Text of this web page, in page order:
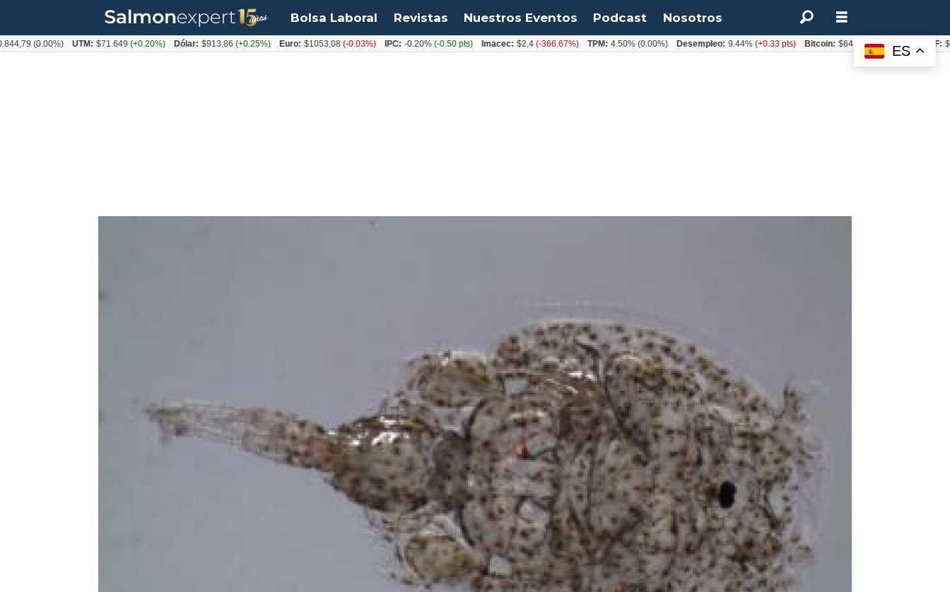
Bolsa Laboral Revistas Nuestros Eventos Podcast Nosotros
ES
(0.00%) UTM: $71.649(+0.20%) Dólar: $913,86(+0.25%) Euro: $1053,08(-0.03%) IPC: -0.20%(-0.50 pts) Imacec: $2,4(-366.67%) TPM: 4.50%(0.00%) Desempleo: 9.44%(+0.33 pts) Bitcoin: $64.600,08 (+2.93%)